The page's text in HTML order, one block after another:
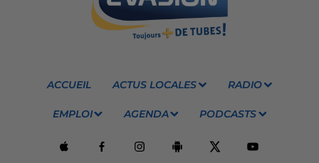
ACCUEIL ACTUS LOCALES RADIO
EMPLOI AGENDA PODCASTS